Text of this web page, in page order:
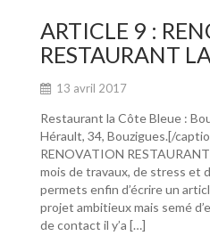
o
o
k
er
ARTICLE 9 :
RESTAURANT
13 avril 2017
Restaurant la Côte Bleue :
Hérault, 34, Bouzigues.[/
RENOVATION
mois de travaux, de stress et
permets enfin d’écrire un
projet ambitieux mais semé
de contact il y’a […]